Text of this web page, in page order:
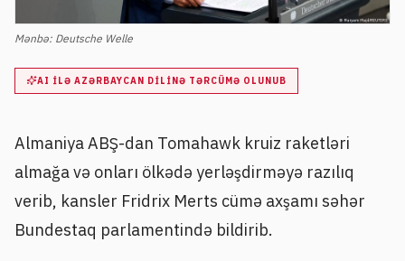
Mənbə: Deutsche Welle
AI ILƏ AZƏRBAYCAN DILINƏ TƏRCÜMƏ OLUNUB
Almaniya ABŞ-dan Tomahawk kruiz raketləri
almağa və onları ölkədə yerləşdirməyə razılıq
verib, kansler Fridrix Merts cümə axşamı səhər
Bundestaq parlamentində bildirib.